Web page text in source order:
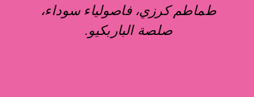
طماطم كرزي، فاصولياء سوداء،
صلصة الباربكيو.